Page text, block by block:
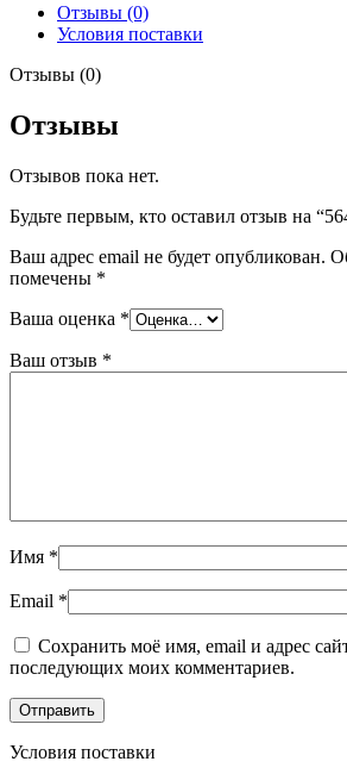
Отзывы (0)
Условия поставки
Отзывы (0)
Отзывы
Отзывов пока нет.
Будьте первым, кто оставил отзыв на
Ваш адрес email не будет опубликован.
помечены *
Ваша оценка *
Ваш отзыв *
Имя *
Email *
Сохранить моё имя, email и адрес
последующих моих комментариев.
Условия поставки